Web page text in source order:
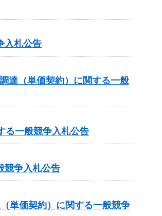
入札公告
達（単価契約）に関する一般
る一般競争入札公告
競争入札公告
単価契約）に関する一般競争